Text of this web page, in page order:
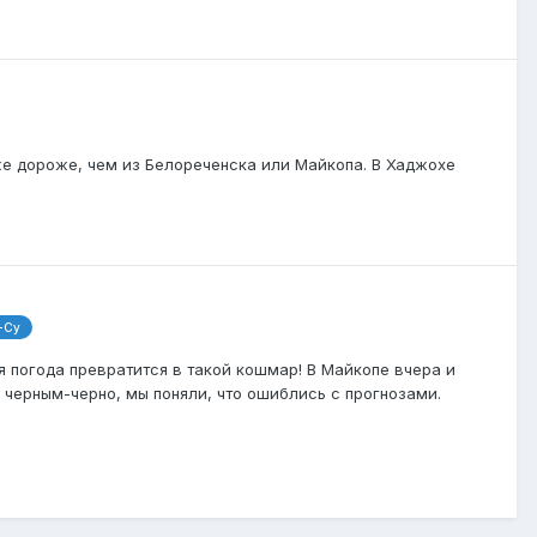
дороже, чем из Белореченска или Майкопа. В Хаджохе
Су
превратится в такой кошмар! В Майкопе вчера и
черно, мы поняли, что ошиблись с прогнозами.